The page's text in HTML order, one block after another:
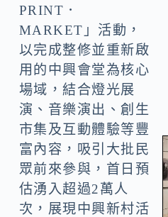
PRINT．
MARKET」活動，
以完成整修並重新啟
用的中興會堂為核心
場域，結合燈光展
演、音樂演出、創生
市集及互動體驗等豐
富內容，吸引大批民
眾前來參與，首日預
估湧入超過2萬人
次，展現中興新村活